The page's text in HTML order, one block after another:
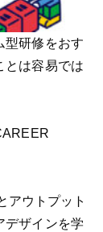
型研修をおす
とは容易では
アウトプット
デザインを学